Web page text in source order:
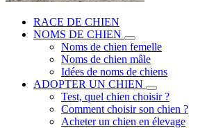
RACE DE CHIEN
NOMS DE CHIEN
Noms de chien femelle
Noms de chien mâle
Idées de noms de chiens
ADOPTER UN CHIEN
Test, quel chien choisir ?
Comment choisir son chien ?
Acheter un chien en élevage